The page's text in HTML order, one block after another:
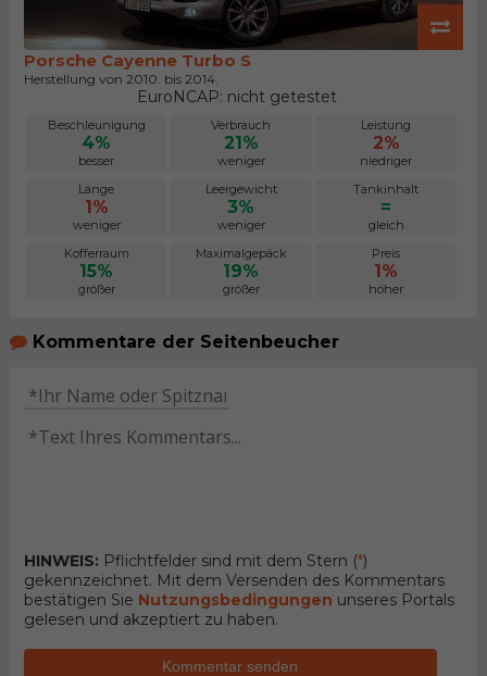
Porsche Cayenne Turbo S
Herstellung von 2010. bis 2014.
EuroNCAP: nicht getestet
Beschleunigung
4%
besser
Verbrauch
21%
weniger
Leistung
2%
niedriger
Länge
1%
weniger
Leergewicht
3%
weniger
Tankinhalt
=
gleich
Kofferraum
15%
größer
Maximalgepäck
19%
größer
Preis
1%
höher
Kommentare der Seitenbeucher
HINWEIS: Pflichtfelder sind mit dem Stern (*)
gekennzeichnet. Mit dem Versenden des Kommentars
bestätigen Sie Nutzungsbedingungen unseres Portals
gelesen und akzeptiert zu haben.
Kommentar senden